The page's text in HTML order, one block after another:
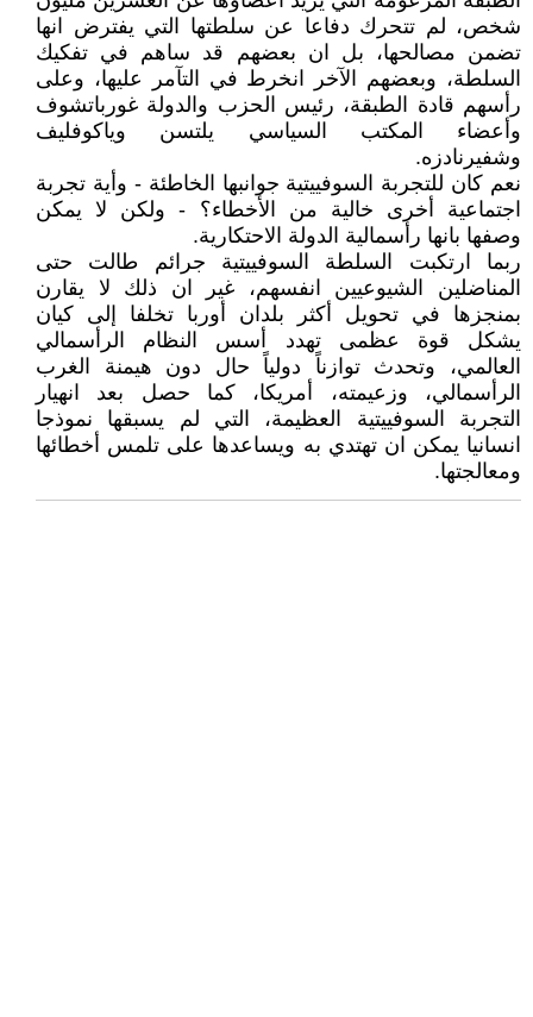
شخص، لم تتحرك دفاعا عن سلطتها التي يفترض انها
تضمن مصالحها، بل ان بعضهم قد ساهم في تفكيك
السلطة، وبعضهم الآخر انخرط في التآمر عليها، وعلى
رأسهم قادة الطبقة، رئيس الحزب والدولة غورباتشوف
وأعضاء المكتب السياسي يلتسن وياكوفليف
وشفيرنادزه.
نعم كان للتجربة السوفييتية جوانبها الخاطئة - وأية تجربة
اجتماعية أخرى خالية من الأخطاء؟ - ولكن لا يمكن
وصفها بانها رأسمالية الدولة الاحتكارية.
ربما ارتكبت السلطة السوفييتية جرائم طالت حتى
المناضلين الشيوعيين انفسهم، غير ان ذلك لا يقارن
بمنجزها في تحويل أكثر بلدان أوربا تخلفا إلى كيان
يشكل قوة عظمى تهدد أسس النظام الرأسمالي
العالمي، وتحدث توازناً دولياً حال دون هيمنة الغرب
الرأسمالي، وزعيمته، أمريكا، كما حصل بعد انهيار
التجربة السوفييتية العظيمة، التي لم يسبقها نموذجا
انسانيا يمكن ان تهتدي به ويساعدها على تلمس أخطائها
ومعالجتها.